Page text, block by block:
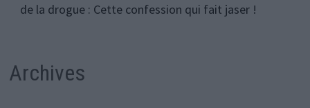
de la drogue : Cette confession qui fait jaser !
Archives